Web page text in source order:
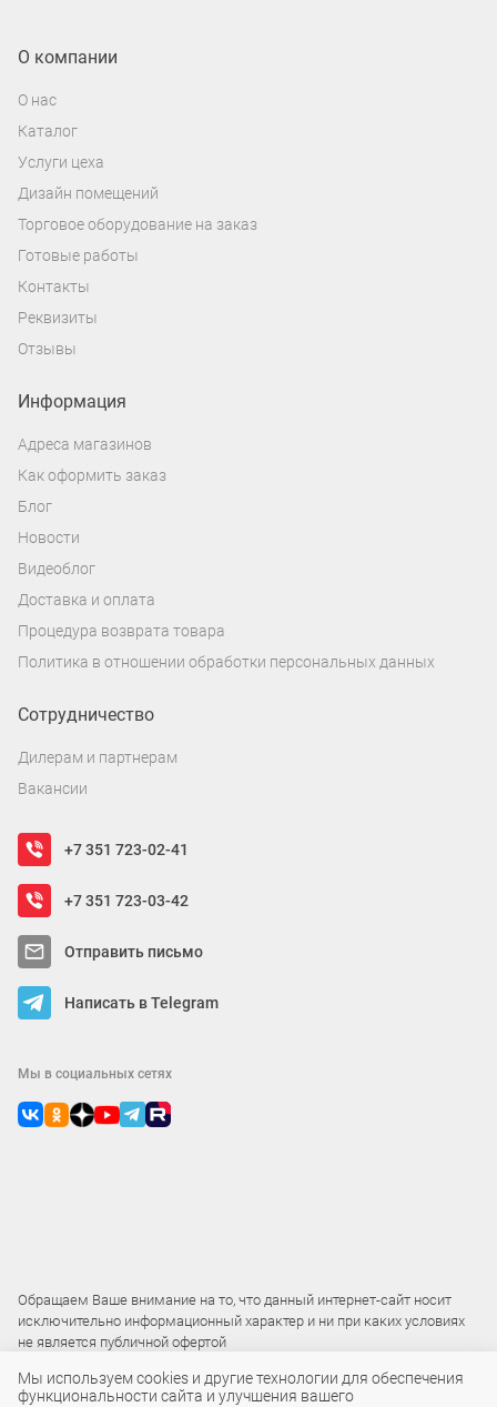
О компании
О нас
Каталог
Услуги цеха
Дизайн помещений
Торговое оборудование на заказ
Готовые работы
Контакты
Реквизиты
Отзывы
Информация
Адреса магазинов
Как оформить заказ
Блог
Новости
Видеоблог
Доставка и оплата
Процедура возврата товара
Политика в отношении обработки персональных данных
Сотрудничество
Дилерам и партнерам
Вакансии
+7 351 723-02-41
+7 351 723-03-42
Отправить письмо
Написать в Telegram
Мы в социальных сетях
Обращаем Ваше внимание на то, что данный интернет-сайт носит
исключительно информационный характер и ни при каких условиях
не является публичной офертой
2015 – 2026 © ООО «Локос»
Мы используем cookies и другие технологии для обеспечения
функциональности сайта и улучшения вашего